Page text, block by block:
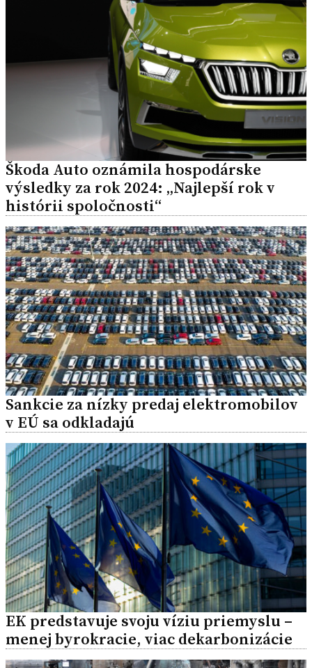
Škoda Auto oznámila hospodárske
výsledky za rok 2024: „Najlepší rok v
histórii spoločnosti“
Sankcie za nízky predaj elektromobilov
v EÚ sa odkladajú
EK predstavuje svoju víziu priemyslu –
menej byrokracie, viac dekarbonizácie